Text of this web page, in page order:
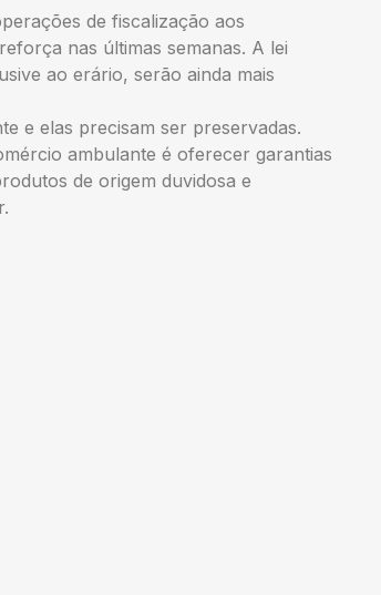
de fiscalização aos
nas últimas semanas. A lei
ao erário, serão ainda mais
elas precisam ser preservadas.
ambulante é oferecer garantias
de origem duvidosa e